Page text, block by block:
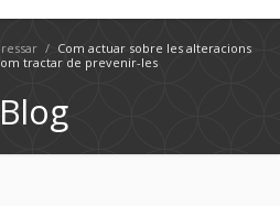
/ Com actuar sobre les alteracions
tractar de prevenir-les
Blog